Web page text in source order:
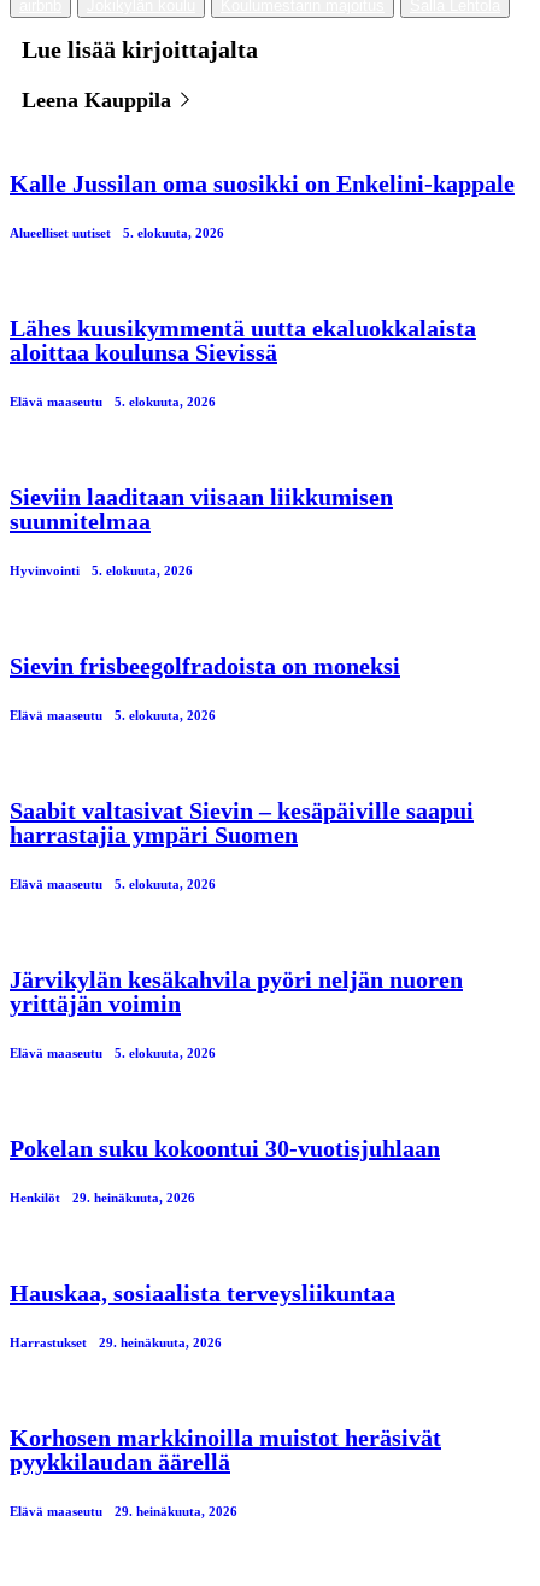
Lue lisää kirjoittajalta
Leena Kauppila
Kalle Jussilan oma suosikki on Enkelini-kappale
Alueelliset uutiset 5. elokuuta, 2026
Lähes kuusikymmentä uutta ekaluokkalaista
aloittaa koulunsa Sievissä
Elävä maaseutu 5. elokuuta, 2026
Sieviin laaditaan viisaan liikkumisen
suunnitelmaa
Hyvinvointi 5. elokuuta, 2026
Sievin frisbeegolfradoista on moneksi
Elävä maaseutu 5. elokuuta, 2026
Saabit valtasivat Sievin – kesäpäiville saapui
harrastajia ympäri Suomen
Elävä maaseutu 5. elokuuta, 2026
Järvikylän kesäkahvila pyöri neljän nuoren
yrittäjän voimin
Elävä maaseutu 5. elokuuta, 2026
Pokelan suku kokoontui 30-vuotisjuhlaan
Henkilöt 29. heinäkuuta, 2026
Hauskaa, sosiaalista terveysliikuntaa
Harrastukset 29. heinäkuuta, 2026
Korhosen markkinoilla muistot heräsivät
pyykkilaudan äärellä
Elävä maaseutu 29. heinäkuuta, 2026